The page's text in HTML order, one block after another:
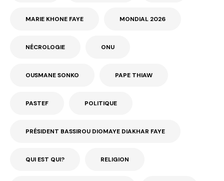
MARIE KHONE FAYE MONDIAL 2026
NÉCROLOGIE ONU
OUSMANE SONKO PAPE THIAW
PASTEF POLITIQUE
PRÉSIDENT BASSIROU DIOMAYE DIAKHAR FAYE
QUI EST QUI? RELIGION